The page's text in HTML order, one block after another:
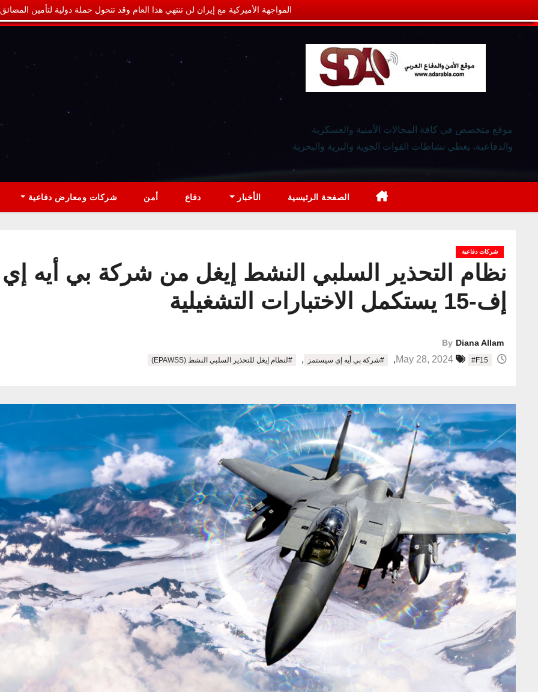
المواجهة الأميركية مع إيران لن تنتهي هذا العام وقد تتحول حملة دولية لتأمين المضائق
موقع متخصص في كافة المجالات الأمنية والعسكرية
والدفاعية، يغطي نشاطات القوات الجوية والبرية والبحرية
الصفحة الرئيسية الأخبار دفاع أمن شركات ومعارض دفاعية
شركات دفاعية
نظام التحذير السلبي النشط إيغل من شركة بي أيه
إف-15 يستكمل الاختبارات التشغيلية
By Diana Allam
#F15
, #شركة بي أيه إي سيستمز , #لنظام إيغل للتحذير السلبي النشط (EPAWSS)